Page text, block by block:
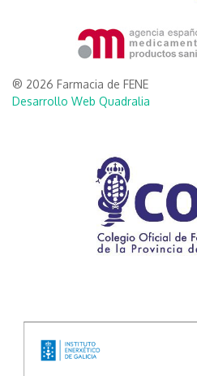
® 2026 Farmacia de FENE
Desarrollo Web Quadralia